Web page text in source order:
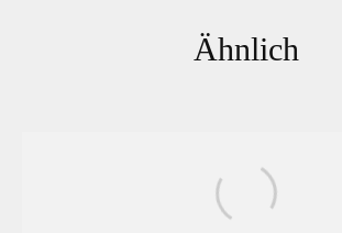
Ähnlich
erwartet dein Sternzeichen im